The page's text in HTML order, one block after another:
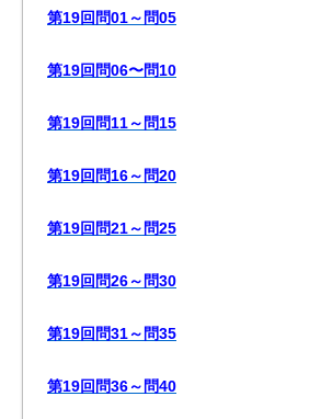
第19回問01～問05
第19回問06〜問10
第19回問11～問15
第19回問16～問20
第19回問21～問25
第19回問26～問30
第19回問31～問35
第19回問36～問40